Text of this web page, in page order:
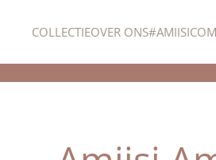
COLLECTIEOVER ONS